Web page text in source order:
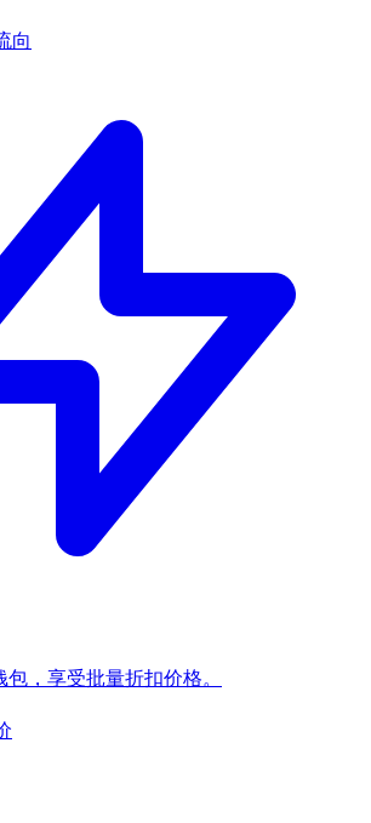
向
，享受批量折扣价格。